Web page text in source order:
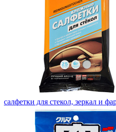
салфетки для стекол, зеркал и